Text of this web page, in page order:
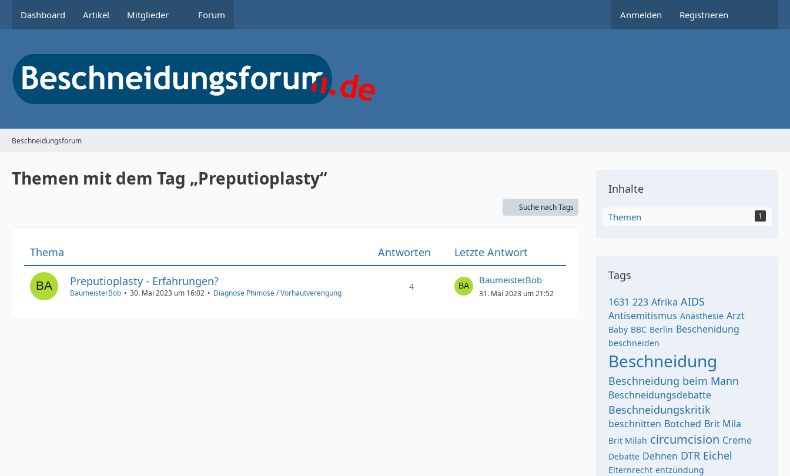
Dashboard Artikel Mitglieder Forum Anmelden Registrieren
Beschneidungsforum
Themen mit dem Tag „Preputioplasty“
Suche nach Tags
Thema Antworten Letzte Antwort
Preputioplasty - Erfahrungen?
BaumeisterBob 30. Mai 2023 um 16:02 Diagnose Phimose / Vorhautverengung
4
BaumeisterBob
31. Mai 2023 um 21:52
Inhalte
Themen 1
Tags
1631 223 Afrika AIDS
Antisemitismus Anästhesie Arzt
Baby BBC Berlin Beschenidung
beschneiden
Beschneidung
Beschneidung beim Mann
Beschneidungsdebatte
Beschneidungskritik
beschnitten Botched Brit Mila
Brit Milah circumcision Creme
Debatte Dehnen DTR Eichel
Elternrecht entzündung